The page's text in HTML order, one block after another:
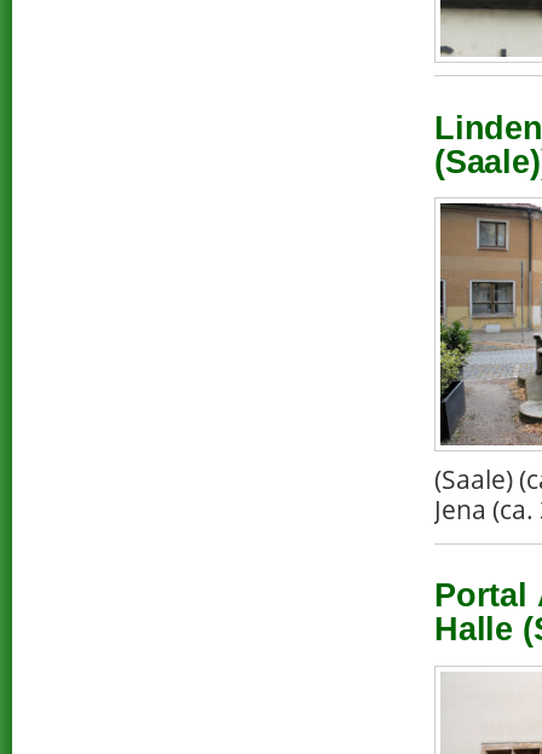
(Saale)
Jena
Portal
Halle